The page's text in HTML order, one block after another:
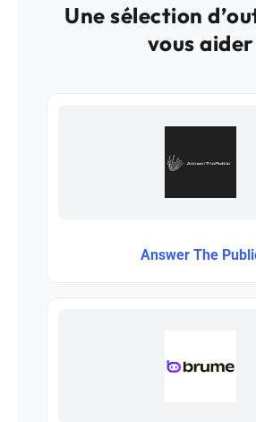
Une sélection
vous aider
Answer The